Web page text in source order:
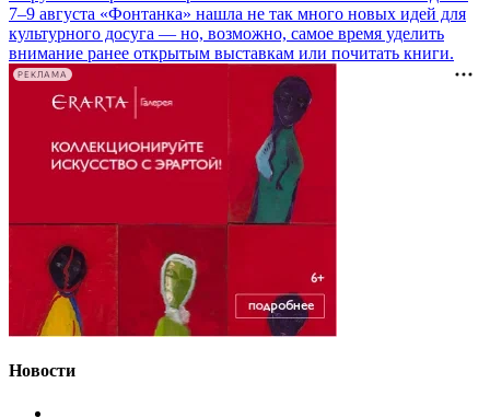
7–9 августа «Фонтанка» нашла не так много новых идей для
культурного досуга — но, возможно, самое время уделить
внимание ранее открытым выставкам или почитать книги.
РЕКЛАМА
Новости